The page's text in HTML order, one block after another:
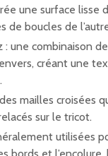
une surface lisse
de boucles de
: une combinaison
créant une
mailles croisées
sur le tricot.
utilisées